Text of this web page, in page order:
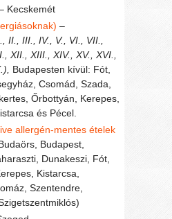
Kecskemét
–
II., III., IV., V., VI., VII.,
XII., XIII., XIV., XV., XVI.,
Budapesten kívül: Fót,
Csomád, Szada,
Őrbottyán, Kerepes,
és Pécel.
allergén-mentes ételek
Budapest,
Dunakeszi, Fót,
Kistarcsa,
Szentendre,